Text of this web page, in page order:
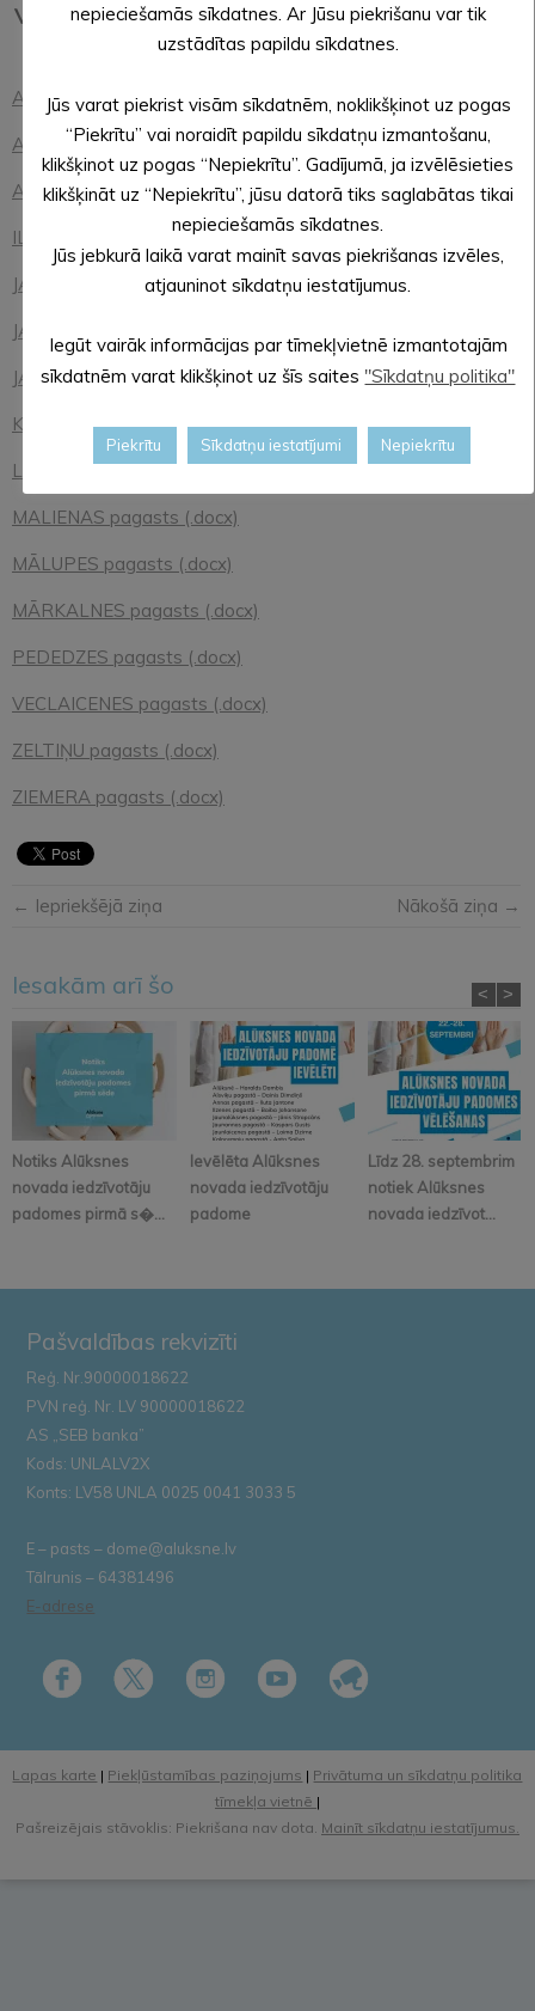
VĒLĒŠANU ZĪMES ELEKTRONISKAI BALSOŠANAI
ALŪKSNES pilsēta (.docx)
ALSVIĶU pagasts (.docx)
ANNAS pagasts (.docx)
ILZENES pagasts (.docx)
JAUNALŪKSNES pagasts (.docx)
JAUNANNAS pagasts (.docx)
JAUNLAICENES pagasts (.docx)
KALNCEMPJU pagasts (.docx)
LIEPNAS pagasts (.docx)
MALIENAS pagasts (.docx)
MĀLUPES pagasts (.docx)
MĀRKALNES pagasts (.docx)
PEDEDZES pagasts (.docx)
VECLAICENES pagasts (.docx)
ZELTIŅU pagasts (.docx)
ZIEMERA pagasts (.docx)
← Iepriekšējā ziņa Nākošā ziņa →
Iesakām arī šo
Notiks Alūksnes
novada iedzīvotāju
padomes pirmā s�...
Ievēlēta Alūksnes
novada iedzīvotāju
padome
Līdz 28. septembrim
notiek Alūksnes
novada iedzīvot...
< >
Pašvaldības rekvizīti
Reģ. Nr.90000018622
PVN reģ. Nr. LV 90000018622
AS „SEB banka”
Kods: UNLALV2X
Konts: LV58 UNLA 0025 0041 3033 5
E – pasts – dome@aluksne.lv
Tālrunis – 64381496
E-adrese
Lapas karte | Piekļūstamības paziņojums | Privātuma un sīkdatņu politika
tīmekļa vietnē |
Pašreizējais stāvoklis: Piekrišana nav dota. Mainīt sīkdatņu iestatījumus.
nepieciešamās sīkdatnes. Ar Jūsu piekrišanu var tik
uzstādītas papildu sīkdatnes.
Jūs varat piekrist visām sīkdatnēm, noklikšķinot uz pogas
“Piekrītu” vai noraidīt papildu sīkdatņu izmantošanu,
klikšķinot uz pogas “Nepiekrītu”. Gadījumā, ja izvēlēsieties
klikšķināt uz “Nepiekrītu”, jūsu datorā tiks saglabātas tikai
nepieciešamās sīkdatnes.
Jūs jebkurā laikā varat mainīt savas piekrišanas izvēles,
atjauninot sīkdatņu iestatījumus.
Iegūt vairāk informācijas par tīmekļvietnē izmantotajām
sīkdatnēm varat klikšķinot uz šīs saites "Sīkdatņu politika"
Piekrītu Sīkdatņu iestatījumi Nepiekrītu